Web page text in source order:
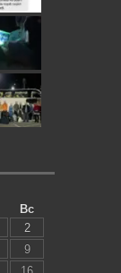
Вс
2
9